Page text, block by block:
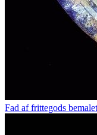
Fad af frittegods